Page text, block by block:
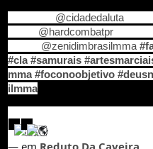
@cidadedaluta
@hardcombatpr
@zenidimbrasilmma
#cla #samurais
mma #foconoobjetivo
ilmma